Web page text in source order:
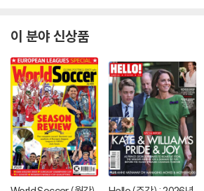
이 분야 신상품